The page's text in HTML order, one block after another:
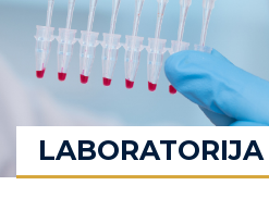
LABORATORIJA